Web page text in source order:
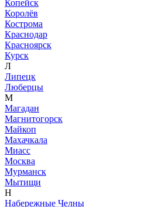
Копейск
Королёв
Кострома
Краснодар
Красноярск
Курск
Л
Липецк
Люберцы
М
Магадан
Магнитогорск
Майкоп
Махачкала
Миасс
Москва
Мурманск
Мытищи
Н
Набережные Челны